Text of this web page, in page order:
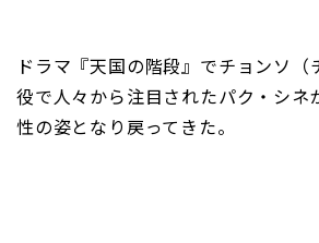
ドラマ『天国の階段』でチョンソ（
役で人々から注目されたパク・シネ
性の姿となり戻ってきた。